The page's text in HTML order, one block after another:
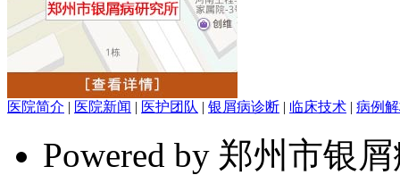
医院简介 | 医院新闻 | 医护团队 | 银屑病诊断 | 临床技术 | 病例
Powered by 郑州市银